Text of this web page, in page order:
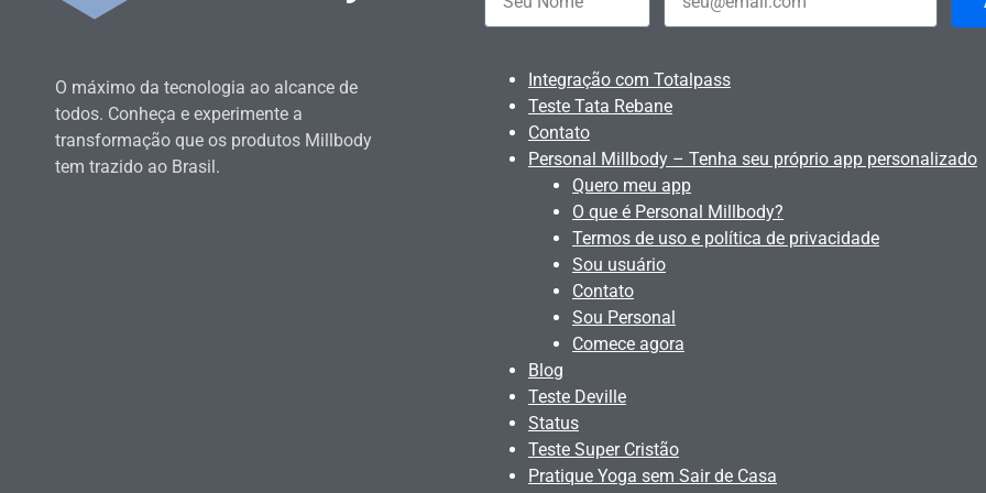
O máximo da tecnologia ao alcance de
todos. Conheça e experimente a
transformação que os produtos Millbody
tem trazido ao Brasil.
Integração com Totalpass
Teste Tata Rebane
Contato
Personal Millbody – Tenha seu próprio app personalizado
Quero meu app
O que é Personal Millbody?
Termos de uso e política de privacidade
Sou usuário
Contato
Sou Personal
Comece agora
Blog
Teste Deville
Status
Teste Super Cristão
Pratique Yoga sem Sair de Casa